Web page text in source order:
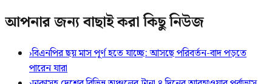
আপনার জন্য বাছাই করা কিছু নিউজ
›বিএনপির ছয় মাস পূর্ণ হতে যাচ্ছে: আসছে পরিবর্তন-বাদ পড়তে
পারেন যারা